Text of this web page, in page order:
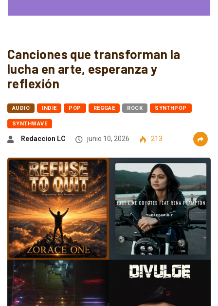
Canciones que transforman la
lucha en arte, esperanza y
reflexión
AUDIO INDIE POP REGGAE ROCK SYNTHPOP
SYNTHWAVE
Redaccion LC junio 10, 2026 213